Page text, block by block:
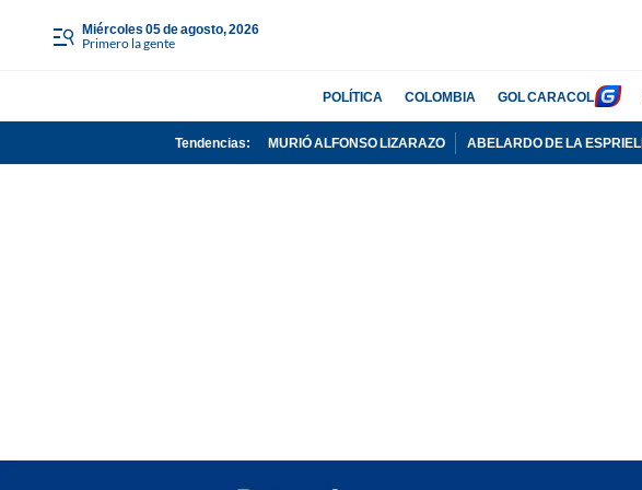
miércoles 05 de agosto, 2026
Primero la gente
POLÍTICA COLOMBIA GOL CARACOL
Tendencias: MURIÓ ALFONSO LIZARAZO ABELARDO DE LA